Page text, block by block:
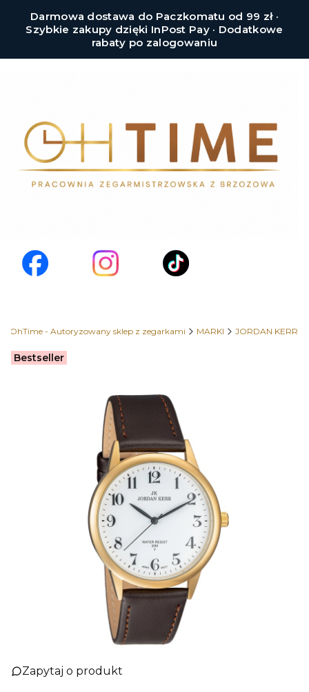
Darmowa dostawa do Paczkomatu od 99 zł ·
Szybkie zakupy dzięki InPost Pay · Dodatkowe
rabaty po zalogowaniu
OhTime - Autoryzowany sklep z zegarkami MARKI JORDAN KERR
Etykiety
Bestseller
Zapytaj o produkt